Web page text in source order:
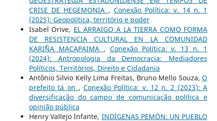
CRISE DE HEGEMONIA , Conexão Política: v. 14 n. 1
(2025): Geopolítica, território e poder
Isabel Orive, EL ARRAIGO A LA TIERRA COMO FORMA
DE RESISTENCIA CULTURAL EN LA COMUNIDAD
KARI`ÑA MACAPAIMA , Conexão Política: v. 13 n. 1
(2024): Antropologia da Democracia: Mediadores
Políticos, Territórios, Direito e Cidadania
Antônio Silvio Kelly Lima Freitas, Bruno Mello Souza,O
prefeito tá on ,Conexão Política: v. 12 n. 2 (2023): A
diversificação do campo de comunicação política e
opinião pública
Henry Vallejo Infante, INDÍGENAS PEMÓN: UN PUEBLO